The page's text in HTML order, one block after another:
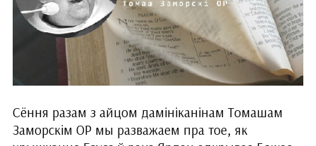
Сёння разам з айцом дамініканінам Томашам
Заморскім ОР мы разважаем пра тое, як